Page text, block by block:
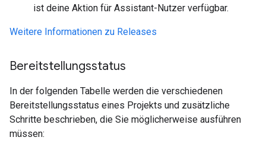
ist deine Aktion für Assistant-Nutzer verfügbar.
Weitere Informationen zu Releases
Bereitstellungsstatus
In der folgenden Tabelle werden die verschiedenen
Bereitstellungsstatus eines Projekts und zusätzliche
Schritte beschrieben, die Sie möglicherweise ausführen
müssen: